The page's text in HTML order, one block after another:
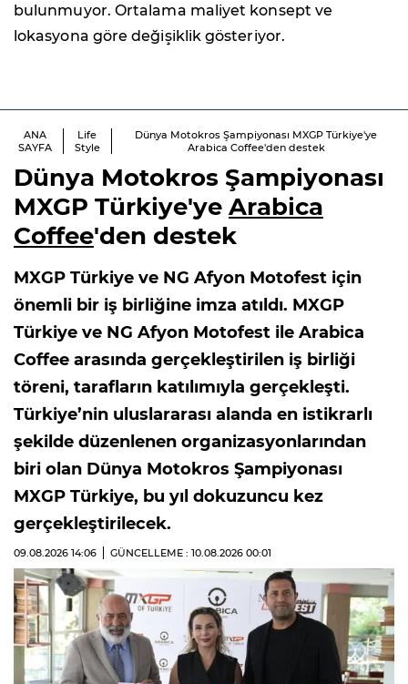
bulunmuyor. Ortalama maliyet konsept ve
lokasyona göre değişiklik gösteriyor.
ANA
SAYFA
Life
Style
Dünya Motokros Şampiyonası MXGP Türkiye'ye
Arabica Coffee'den destek
Dünya Motokros Şampiyonası
MXGP Türkiye'ye Arabica
Coffee'den destek
MXGP Türkiye ve NG Afyon Motofest için
önemli bir iş birliğine imza atıldı. MXGP
Türkiye ve NG Afyon Motofest ile Arabica
Coffee arasında gerçekleştirilen iş birliği
töreni, tarafların katılımıyla gerçekleşti.
Türkiye’nin uluslararası alanda en istikrarlı
şekilde düzenlenen organizasyonlarından
biri olan Dünya Motokros Şampiyonası
MXGP Türkiye, bu yıl dokuzuncu kez
gerçekleştirilecek.
09.08.2026 14:06 GÜNCELLEME : 10.08.2026 00:01